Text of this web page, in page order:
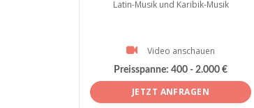
Latin-Musik und Karibik-Musik
Video anschauen
Preisspanne: 400 - 2.000 €
JETZT ANFRAGEN